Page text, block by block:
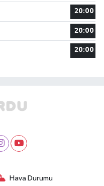
20:00
20:00
20:00
Hava Durumu